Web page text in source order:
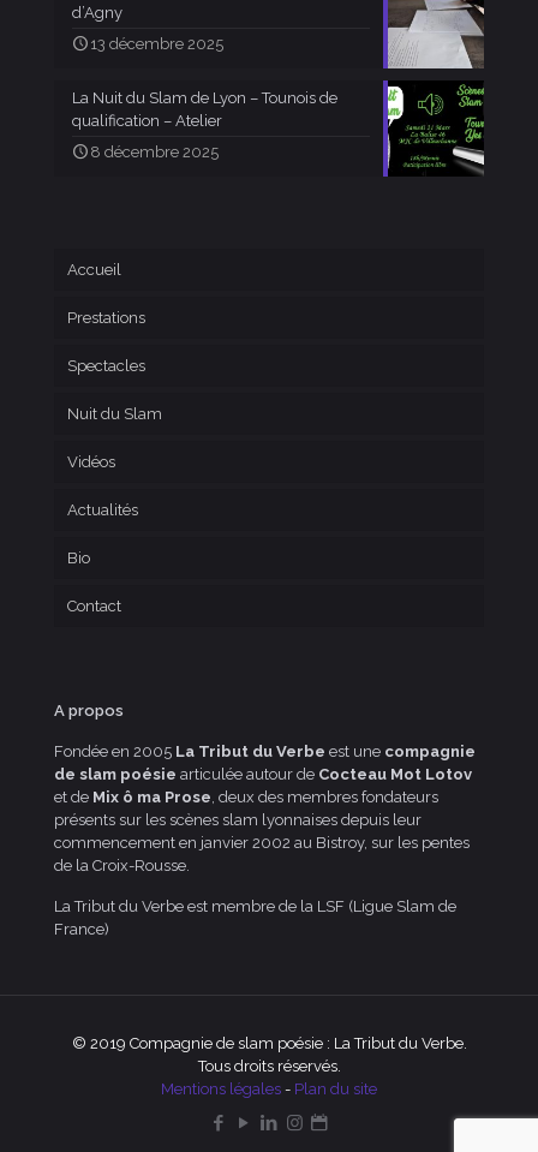
d’Agny
13 décembre 2025
La Nuit du Slam de Lyon – Tounois de
qualification – Atelier
8 décembre 2025
Accueil
Prestations
Spectacles
Nuit du Slam
Vidéos
Actualités
Bio
Contact
A propos
Fondée en 2005 La Tribut du Verbe est une compagnie
de slam poésie articulée autour de Cocteau Mot Lotov
et de Mix ô ma Prose, deux des membres fondateurs
présents sur les scènes slam lyonnaises depuis leur
commencement en janvier 2002 au Bistroy, sur les pentes
de la Croix-Rousse.
La Tribut du Verbe est membre de la LSF (Ligue Slam de
France)
© 2019 Compagnie de slam poésie : La Tribut du Verbe.
Tous droits réservés.
Mentions légales - Plan du site